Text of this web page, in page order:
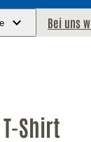
Bei uns
Shirt